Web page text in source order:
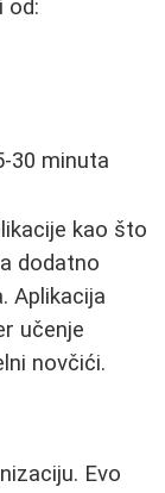
od:
30 minuta
kao što
dodatno
Aplikacija
učenje
novčići.
Evo